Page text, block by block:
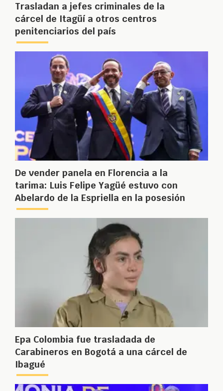
Trasladan a jefes criminales de la
cárcel de Itagüí a otros centros
penitenciarios del país
De vender panela en Florencia a la
tarima: Luis Felipe Yagüé estuvo con
Abelardo de la Espriella en la posesión
Epa Colombia fue trasladada de
Carabineros en Bogotá a una cárcel de
Ibagué